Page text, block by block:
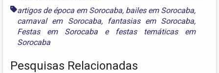
artigos de época em Sorocaba, bailes em Sorocaba,
carnaval em Sorocaba, fantasias em Sorocaba,
Festas em Sorocaba e festas temáticas em
Sorocaba
Pesquisas Relacionadas